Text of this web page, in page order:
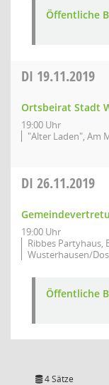
Öffentliche
DI 19.11.2019
Ortsbeirat Stadt
19:00 Uhr
"Alter Laden", Am
DI 26.11.2019
19:00 Uhr
Ribbes Partyhaus,
Wusterhausen/
Öffentliche
4 Sätze